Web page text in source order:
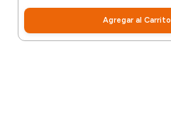
Agregar al Carrito